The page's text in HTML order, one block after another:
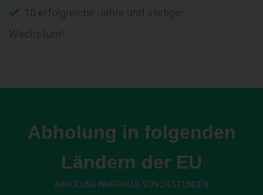
Abholung in folgenden
Ländern der EU
ABHOLUNG INNERHALB VON 24 STUNDEN